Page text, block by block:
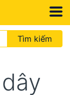
Tìm kiếm